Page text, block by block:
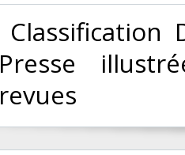
Classification
Presse
revues‎